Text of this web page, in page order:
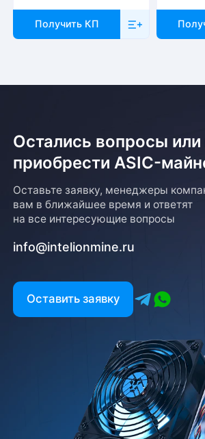
Получить КП
Остались вопросы или
приобрести ASIC-
Оставьте заявку, менеджеры
вам в ближайшее время и ответят
на все интересующие вопросы
info@intelionmine.ru
Оставить заявку